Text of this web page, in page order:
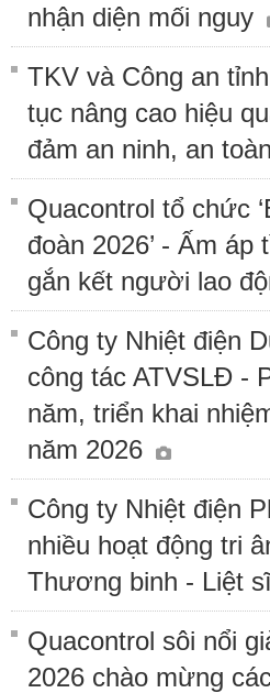
nhận diện mối nguy
TKV và Công an
tục nâng cao hiệu
đảm an ninh, an
Quacontrol tổ chức
đoàn 2026’ - Ấm áp
gắn kết người lao
Công ty Nhiệt điện
công tác ATVSLĐ -
năm, triển khai
năm 2026
Công ty Nhiệt điện
nhiều hoạt động tri
Thương binh - Liệt
Quacontrol sôi nổi
2026 chào mừng